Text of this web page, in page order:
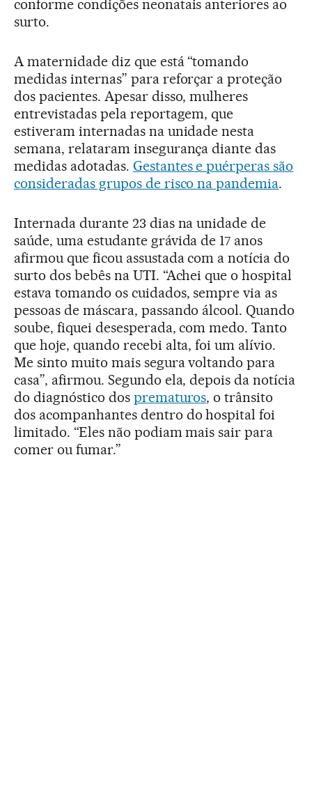
conforme condições neonatais anteriores ao
surto.
A maternidade diz que está “tomando
medidas internas” para reforçar a proteção
dos pacientes. Apesar disso, mulheres
entrevistadas pela reportagem, que
estiveram internadas na unidade nesta
semana, relataram insegurança diante das
medidas adotadas. Gestantes e puérperas são
consideradas grupos de risco na pandemia.
Internada durante 23 dias na unidade de
saúde, uma estudante grávida de 17 anos
afirmou que ficou assustada com a notícia do
surto dos bebês na UTI. “Achei que o hospital
estava tomando os cuidados, sempre via as
pessoas de máscara, passando álcool. Quando
soube, fiquei desesperada, com medo. Tanto
que hoje, quando recebi alta, foi um alívio.
Me sinto muito mais segura voltando para
casa”, afirmou. Segundo ela, depois da notícia
do diagnóstico dos prematuros, o trânsito
dos acompanhantes dentro do hospital foi
limitado. “Eles não podiam mais sair para
comer ou fumar.”